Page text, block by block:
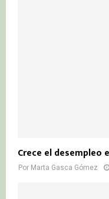
Crece el desempleo
Por Marta Gasca Gómez